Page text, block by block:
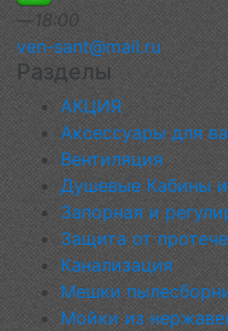
—18:00
ven-sant@mail.ru
Разделы
АКЦИЯ
Аксессуары для
Вентиляция
Душевые Кабины
Запорная и
Защита от
Канализация
Мешки
Мойки из